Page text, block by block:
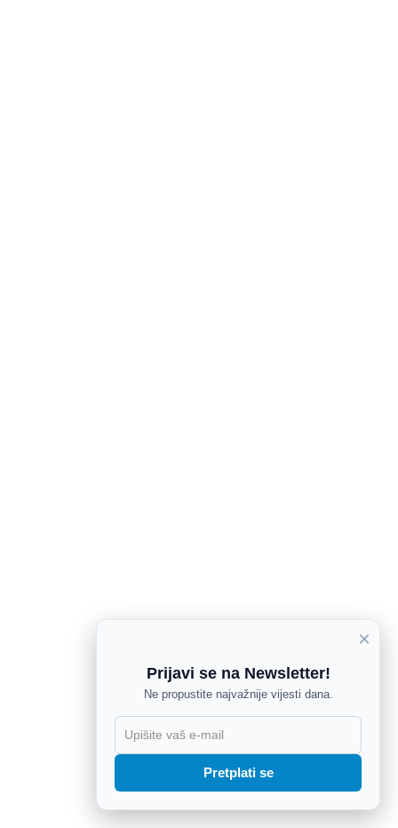
×
Prijavi se na Newsletter!
Ne propustite najvažnije vijesti dana.
Pretplati se